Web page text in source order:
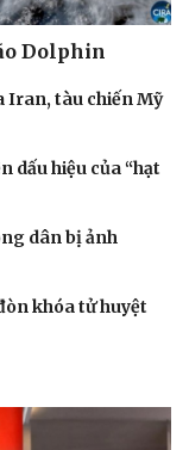
Dolphin
Iran, tàu chiến Mỹ
dấu hiệu của “hạt
dân bị ảnh
khóa tử huyệt